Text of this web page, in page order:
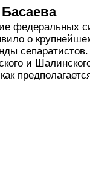
федеральных
о
и